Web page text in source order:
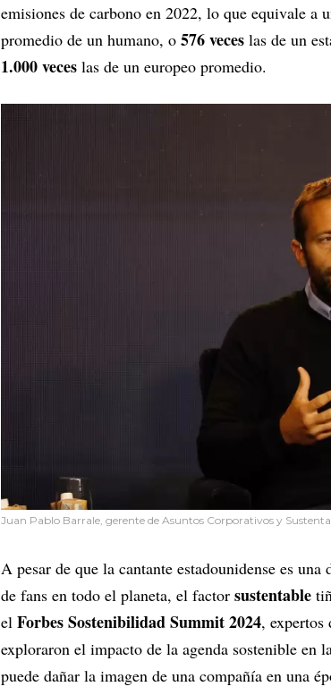
emisiones de carbono en 2022, lo que equivale a
promedio de un humano, o 576 veces las de un
1.000 veces las de un europeo promedio.
Juan Pablo Barrale, gerente de Asuntos Corporativos y
A pesar de que la cantante estadounidense es
de fans en todo el planeta, el factor sustentable
el Forbes Sostenibilidad Summit 2024, expertos
exploraron el impacto de la agenda sostenible en
puede dañar la imagen de una compañía en una